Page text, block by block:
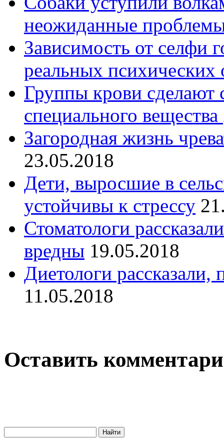
неожиданные
Зависимость от селфи
реальных психических
Группы крови
специального вещества
Загородная жизнь
23.05.2018
Дети, выросшие в
устойчивы к стрессу
Стоматологи
вредны 19.05.2018
Диетологи
11.05.2018
Оставить